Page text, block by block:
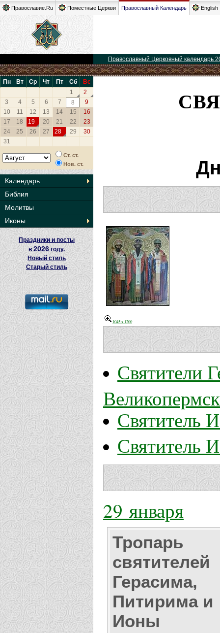
Православие.Ru Поместные Церкви Православный Календарь English
Православный Церковный календарь
Пн Вт Ср Чт Пт Сб
Вс
1
2
3
4 5 6 7 8
9
10
11 12 13 14 15
16
17
18 19 20 21 22
23
24
25 26 27 28 29
30
31
Ст. ст.
Нов. ст.
Календарь
Библия
Молитвы
Иконы
Праздники и посты
в2026 году.
Новый стиль
Старый стиль
1045 x 1200
Святители
Святитель
Святитель
29 января
Тропарь
святителей
Герасима,
Питирима и
Ионы